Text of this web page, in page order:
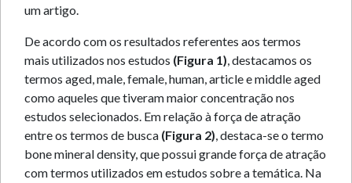
um artigo.
De acordo com os resultados referentes aos termos
mais utilizados nos estudos (Figura 1), destacamos os
termos aged, male, female, human, article e middle aged
como aqueles que tiveram maior concentração nos
estudos selecionados. Em relação à força de atração
entre os termos de busca (Figura 2), destaca-se o termo
bone mineral density, que possui grande força de atração
com termos utilizados em estudos sobre a temática. Na